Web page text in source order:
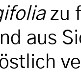
zu
aus